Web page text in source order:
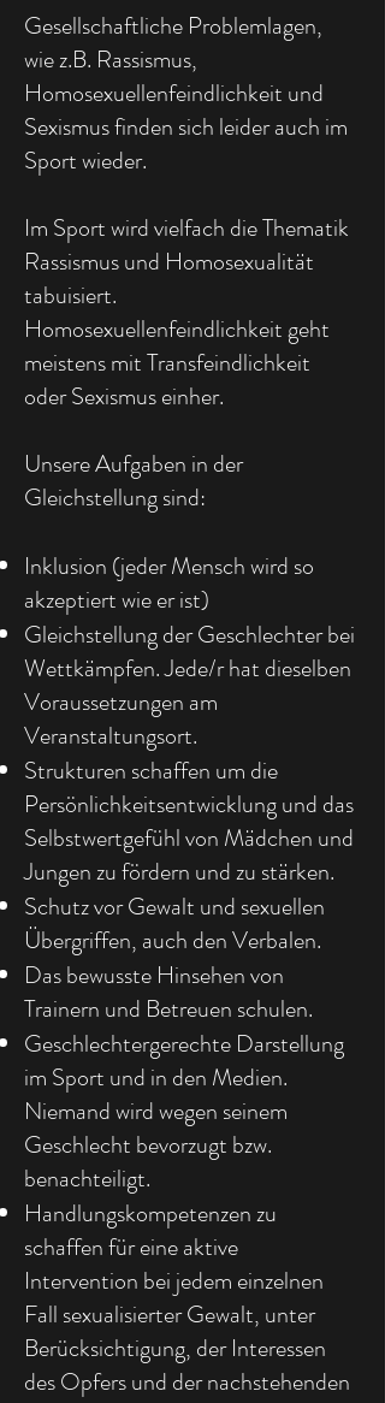
Gesellschaftliche Problemlagen,
wie z.B. Rassismus,
Homosexuellenfeindlichkeit und
Sexismus finden sich leider auch im
Sport wieder.
Im Sport wird vielfach die Thematik
Rassismus und Homosexualität
tabuisiert.
Homosexuellenfeindlichkeit geht
meistens mit Transfeindlichkeit
oder Sexismus einher.
Unsere Aufgaben in der
Gleichstellung sind:
Inklusion (jeder Mensch wird so
akzeptiert wie er ist)
Gleichstellung der Geschlechter bei
Wettkämpfen. Jede/r hat dieselben
Voraussetzungen am
Veranstaltungsort.
Strukturen schaffen um die
Persönlichkeitsentwicklung und das
Selbstwertgefühl von Mädchen und
Jungen zu fördern und zu stärken.
Schutz vor Gewalt und sexuellen
Übergriffen, auch den Verbalen.
Das bewusste Hinsehen von
Trainern und Betreuen schulen.
Geschlechtergerechte Darstellung
im Sport und in den Medien.
Niemand wird wegen seinem
Geschlecht bevorzugt bzw.
benachteiligt.
Handlungskompetenzen zu
schaffen für eine aktive
Intervention bei jedem einzelnen
Fall sexualisierter Gewalt, unter
Berücksichtigung, der Interessen
des Opfers und der nachstehenden